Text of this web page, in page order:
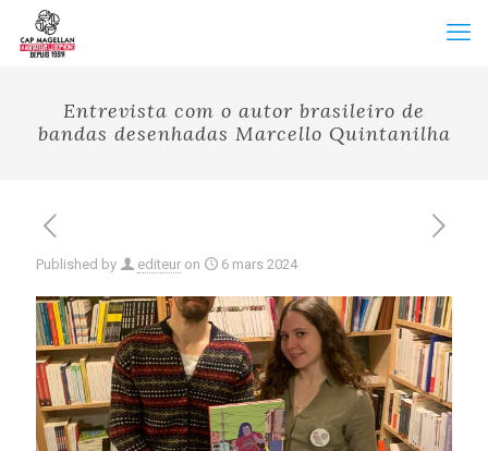
Entrevista com o autor brasileiro de
bandas desenhadas Marcello Quintanilha
Published by editeur on 6 mars 2024